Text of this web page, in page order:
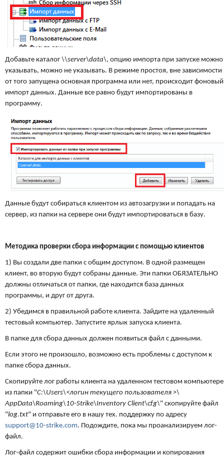
Добавьте каталог \\server\data\, опцию импорта при запуске можно
указывать, можно не указывать. В режиме простоя, вне зависимости
от того запущена основная программа или нет, происходит фоновый
импорт данных. Данные все равно будут импортированы в
программу.
Данные будут собираться клиентом из автозагрузки и попадать на
сервер, из папки на сервере они будут импортироваться в базу.
Методика проверки сбора информации с помощью клиентов
1) Вы создали две папки с общим доступом. В одной размещен
клиент, во вторую будут собраны данные. Эти папки ОБЯЗАТЕЛЬНО
должны отличаться от папки, где находится база данных
программы, и друг от друга.
2) Убедимся в правильной работе клиента. Зайдите на удаленный
тестовый компьютер. Запустите ярлык запуска клиента.
В папке для сбора данных должен появиться файл с данными.
Если этого не произошло, возможно есть проблемы с доступом к
папке сбора данных.
Скопируйте лог работы клиента на удаленном тестовом компьютере
из папки "C:\Users\<логин текущего пользователя >\
AppData\Roaming\10-Strike\Inventory Client\cfg\" скопируйте файл
"log.txt" и отправьте его в нашу тех. поддержку по адресу
support@10-strike.com. Подождите, пока мы проанализируем лог-
файл.
Лог-файл содержит ошибки сбора информации и копирования